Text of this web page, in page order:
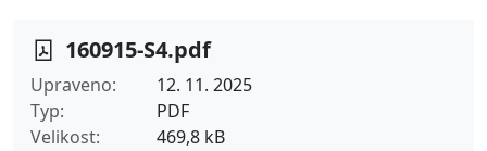
160915-S4.pdf
Upraveno
12. 11. 2025
Typ
PDF
Velikost
469,8 kB